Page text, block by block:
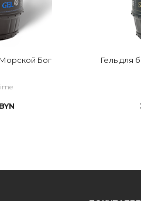
Морской Бог
BYN
Гель для